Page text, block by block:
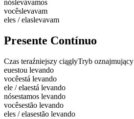
nóslevávamos
vocêslevavam
eles / elaslevavam
Presente Contínuo
Czas teraźniejszy ciągłyTryb oznajmujący
euestou levando
vocêestá levando
ele / elaestá levando
nósestamos levando
vocêsestão levando
eles / elasestão levando